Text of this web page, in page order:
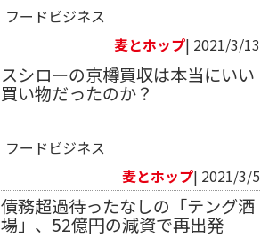
フードビジネス
麦とホップ| 2021/3/13
スシローの京樽買収は本当にいい
買い物だったのか？
フードビジネス
麦とホップ| 2021/3/5
債務超過待ったなしの「テング酒
場」、52億円の減資で再出発